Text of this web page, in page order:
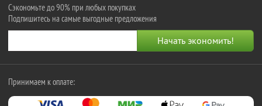
Сэкономьте до 90% при любых покупках
Подпишитесь на самые выгодные предложения
Принимаем к оплате: